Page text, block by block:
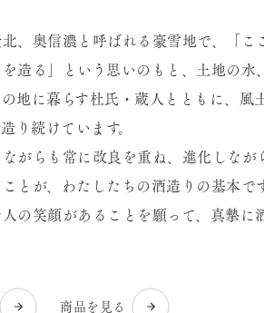
、奥信濃と呼ばれる豪雪地で、「こ
造る」という思いのもと、土地の水
地に暮らす杜氏・蔵人とともに、風
り続けています。
がらも常に改良を重ね、進化しなが
とが、わたしたちの酒造りの基本で
の笑顔があることを願って、真摯に
商品を見る